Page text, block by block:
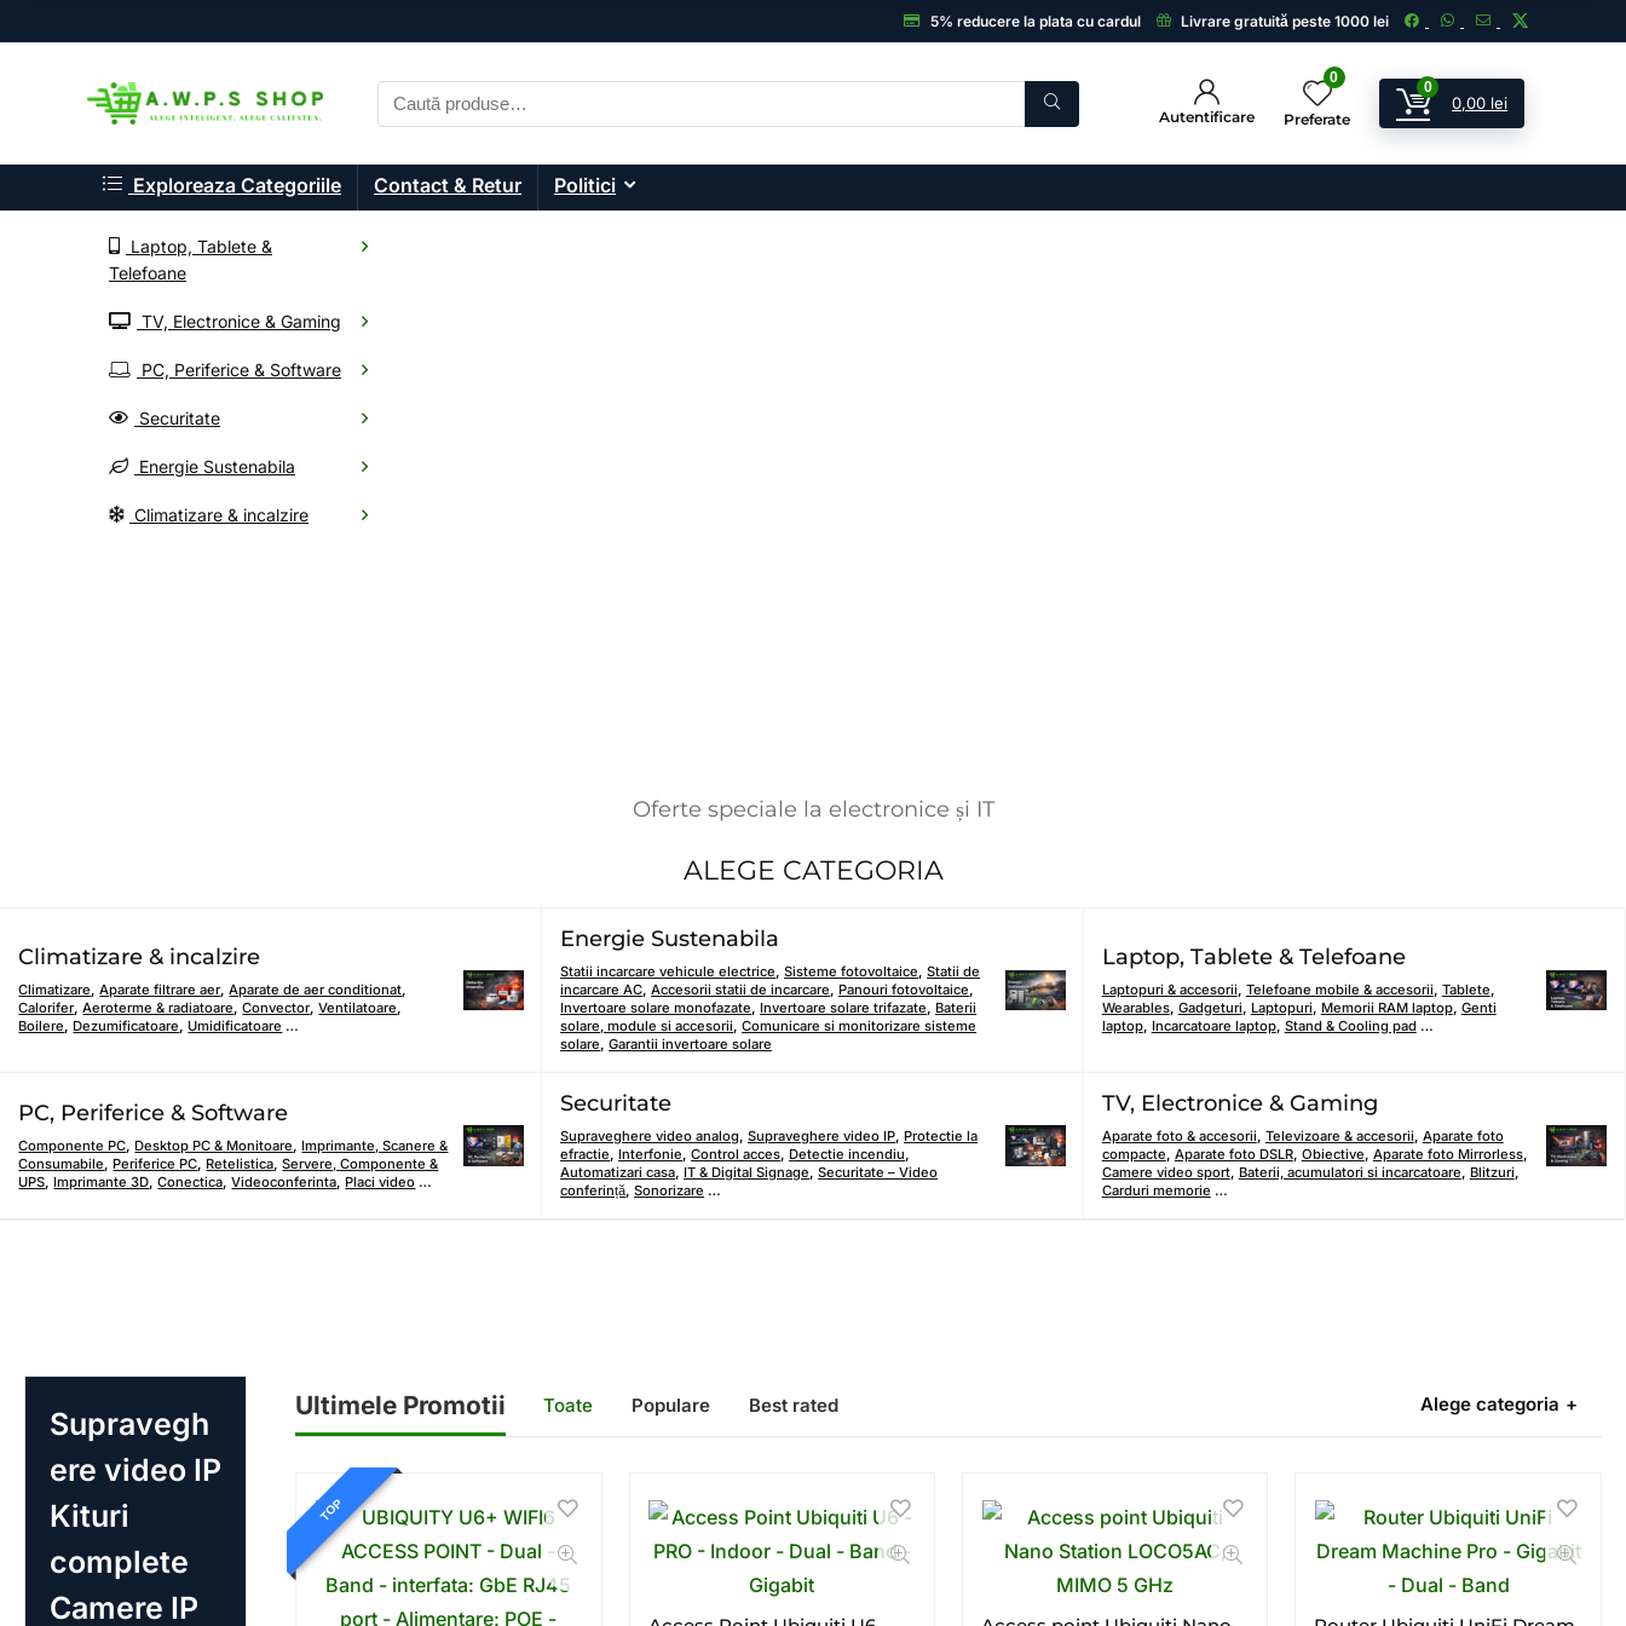
5% reducere la plata cu cardul Livrare gratuită peste 1000 lei
Autentificare
0
Preferate
0
0,00 lei
Exploreaza Categoriile
Laptop, Tablete &
Telefoane
TV, Electronice & Gaming
PC, Periferice & Software
Securitate
Energie Sustenabila
Climatizare & incalzire
Contact & Retur Politici
Componente PC, Electronice și accesorii
Oferte noi, livrare rapidă și garanția unui magazin de încredere.
Oferte speciale la electronice și IT
ALEGE CATEGORIA
Climatizare & incalzire
Climatizare,Aparate filtrare aer,Aparate de aer conditionat,
Calorifer,Aeroterme & radiatoare,Convector,Ventilatoare,
Boilere, Dezumificatoare, Umidificatoare …
Energie Sustenabila
Statii incarcare vehicule electrice,Sisteme fotovoltaice,Statii de
incarcare AC,Accesorii statii de incarcare, Panouri fotovoltaice,
Invertoare solare monofazate, Invertoare solare trifazate, Baterii
solare, module si accesorii,Comunicare si monitorizare sisteme
solare,Garantii invertoare solare
Laptop, Tablete & Telefoane
Laptopuri & accesorii, Telefoane mobile & accesorii, Tablete,
Wearables, Gadgeturi, Laptopuri, Memorii RAM laptop, Genti
laptop, Incarcatoare laptop, Stand & Cooling pad…
PC, Periferice & Software
Componente PC, Desktop PC & Monitoare, Imprimante, Scanere &
Consumabile, Periferice PC, Retelistica,Servere, Componente &
UPS, Imprimante 3D,Conectica,Videoconferinta, Placi video …
Securitate
Supraveghere video analog,Supraveghere video IP, Protectie la
efractie, Interfonie,Control acces, Detectie incendiu,
Automatizari casa, IT & Digital Signage,Securitate – Video
conferință,Sonorizare …
TV, Electronice & Gaming
Aparate foto & accesorii, Televizoare & accesorii, Aparate foto
compacte, Aparate foto DSLR, Obiective, Aparate foto Mirrorless,
Camere video sport, Baterii, acumulatori si incarcatoare, Blitzuri,
Carduri memorie …
Supravegh
ere video IP
Kituri
complete
Camere IP
Ultimele Promotii Toate Populare Best rated Alege categoria
TOP